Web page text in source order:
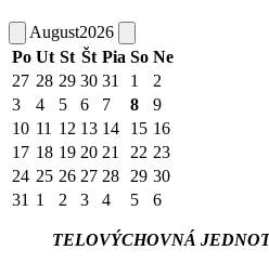
August2026
Po Ut St Št Pia So Ne
27 28 29 30 31 1
2
3
4 5 6 7 8
9
10 11 12 13 14 15 16
17 18 19 20 21 22 23
24 25 26 27 28 29 30
31 1 2 3 4 5 6
TELOVÝCHOVNÁ